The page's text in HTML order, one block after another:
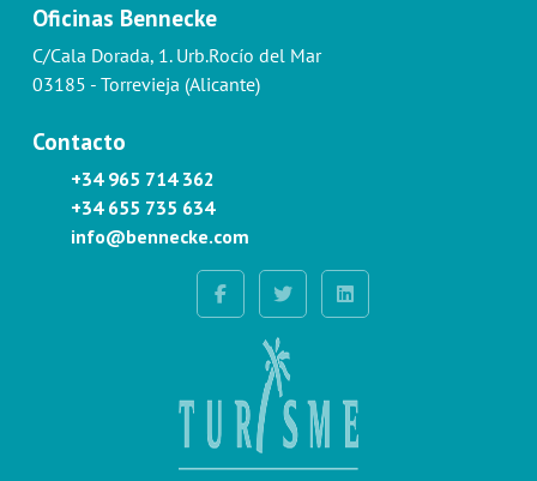
Oficinas Bennecke
C/Cala Dorada, 1. Urb.Rocío del Mar
03185 - Torrevieja (Alicante)
Contacto
+34 965 714 362
+34 655 735 634
info@bennecke.com